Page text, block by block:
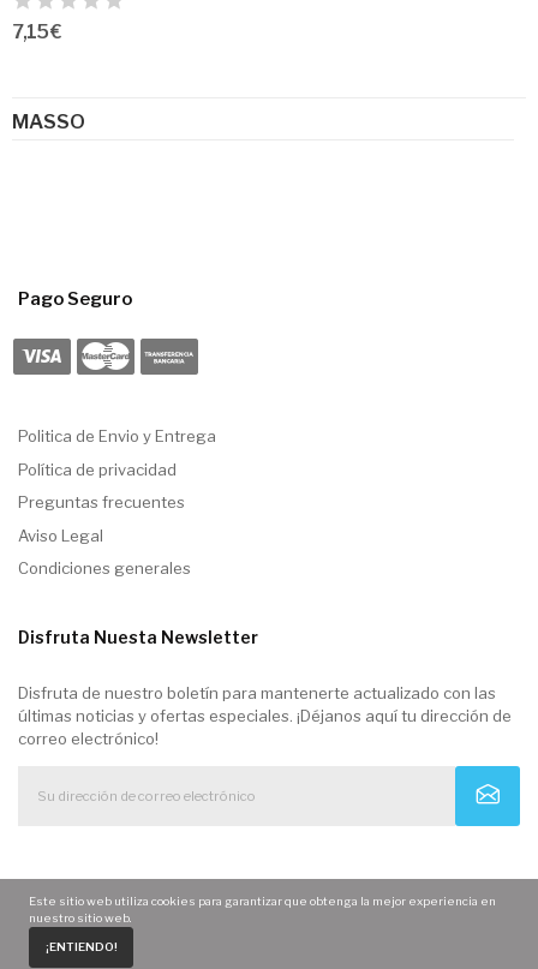
Home
MASSO
7,15 €
Pago Seguro
Politica de Envio y Entrega
Política de privacidad
Preguntas frecuentes
Aviso Legal
Condiciones generales
Disfruta Nuesta Newsletter
Disfruta de nuestro boletín para mantenerte actualizado con las
últimas noticias y ofertas especiales. ¡Déjanos aquí tu dirección de
correo electrónico!
Este sitio web utiliza cookies para garantizar que obtenga la mejor experiencia en
nuestro sitio web.
¡ENTIENDO!